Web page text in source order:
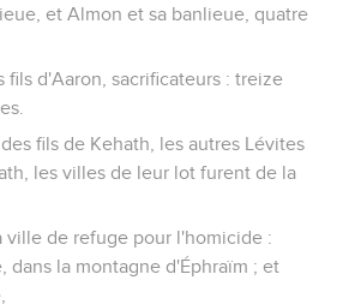
et Almon et sa banlieue, quatre
fils d'Aaron, sacrificateurs : treize
fils de Kehath, les autres Lévites
les villes de leur lot furent de la
ville de refuge pour l'homicide :
dans la montagne d'Éphraïm ; et